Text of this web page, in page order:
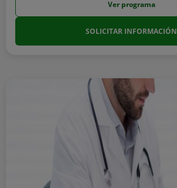
Ver programa
SOLICITAR INFORMACIÓN